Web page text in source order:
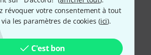
révoquer votre consentement à tout
les paramètres de cookies (ici).
C'est bon
Amazon Pay,Klarna Payer Maintenant
foisou Carte de crédit.
3 ans